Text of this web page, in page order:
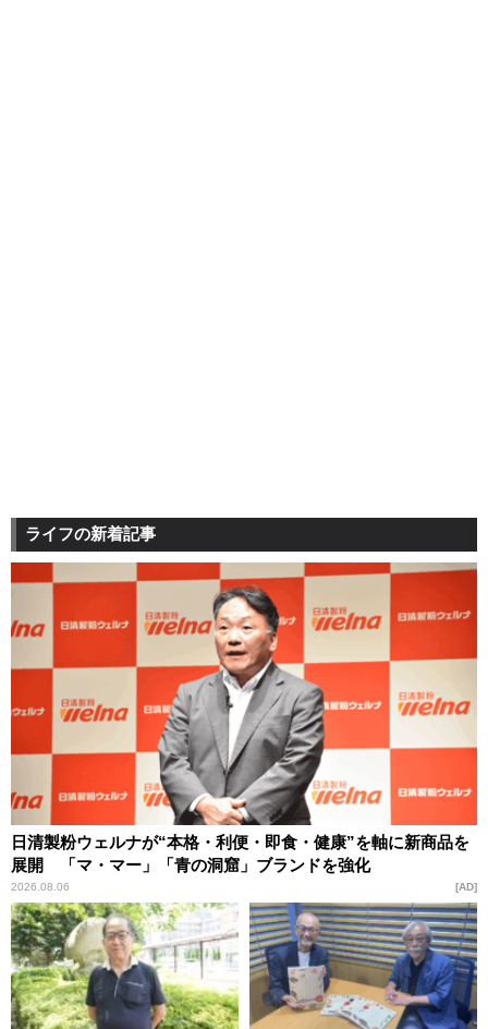
ライフの新着記事
日清製粉ウェルナが“本格・利便・即食・健康”を軸に新商品を
展開 「マ・マー」「青の洞窟」ブランドを強化
2026.08.06 AD